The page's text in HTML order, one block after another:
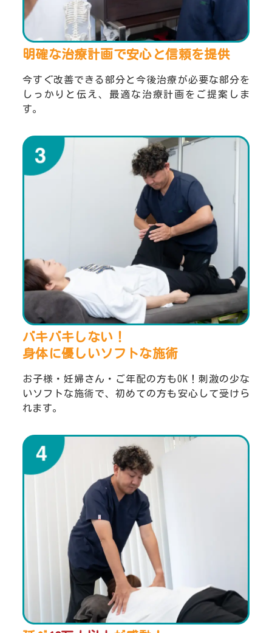
明確な治療計画で安心と信頼を提供
今すぐ改善できる部分と今後治療が必要な部分を
しっかりと伝え、最適な治療計画をご提案しま
す。
バキバキしない！
身体に優しいソフトな施術
お子様・妊婦さん・ご年配の方もOK！刺激の少な
いソフトな施術で、初めての方も安心して受けら
れます。